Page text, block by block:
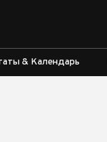
& Календарь